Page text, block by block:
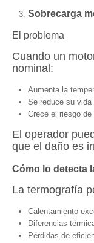
Sobrecarga
El problema
Cuando un
nominal:
Aumenta la
Se reduce su vida
Crece el riesgo
El operador
que el daño es
Cómo lo detecta
La termografía
Calentamiento
Diferencias
Pérdidas de